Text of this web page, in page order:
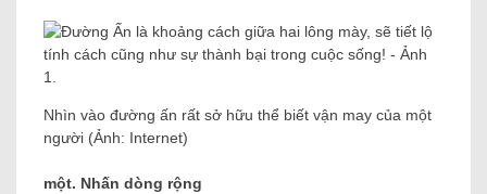
Nhìn vào đường ấn rất sở hữu thể biết vận may của một
người (Ảnh: Internet)
một. Nhấn dòng rộng